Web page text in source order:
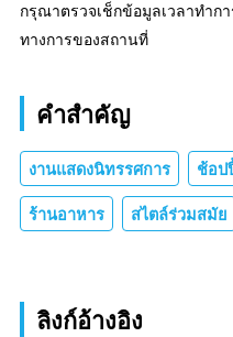
กรุณาตรวจเช็กข้อมูลเวลาทำก
ทางการของสถานที่
คำสำคัญ
งานแสดงนิทรรศการ ช้อป
ร้านอาหาร สไตล์ร่วมสมัย
ลิงก์อ้างอิง